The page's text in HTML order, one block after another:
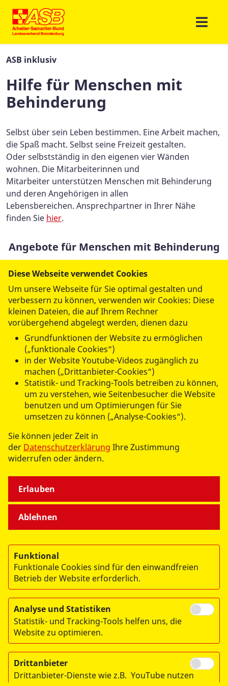
ASB inklusiv
Hilfe für Menschen mit
Behinderung
Selbst über sein Leben bestimmen. Eine Arbeit machen,
die Spaß macht. Selbst seine Freizeit gestalten.
Oder selbstständig in den eigenen vier Wänden
wohnen. Die Mitarbeiterinnen und
Mitarbeiter unterstützen Menschen mit Behinderung
und deren Angehörigen in allen
Lebensbereichen. Ansprechpartner in Ihrer Nähe
finden Sie hier.
Angebote für Menschen mit Behinderung
Der ASB-Fahrdienst
© 2026 ASB-Landesverband Brandenburg e.V.
Impressum
Datenschutzerklärung
Diese Webseite verwendet Cookies
Um unsere Webseite für Sie optimal gestalten und
verbessern zu können, verwenden wir Cookies: Diese
kleinen Dateien, die auf Ihrem Rechner
vorübergehend abgelegt werden, dienen dazu
Grundfunktionen der Website zu ermöglichen
(„funktionale Cookies“)
in der Website Youtube-Videos zugänglich zu
machen („Drittanbieter-Cookies“)
Statistik- und Tracking-Tools betreiben zu können,
um zu verstehen, wie Seitenbesucher die Website
benutzen und um Optimierungen für Sie
umsetzen zu können („Analyse-Cookies“).
Sie können jeder Zeit in
der Datenschutzerklärung Ihre Zustimmung
widerrufen oder ändern.
Ablehnen
Erlauben
Funktional
Funktionale Cookies sind für den einwandfreien
Betrieb der Website erforderlich.
Analyse und Statistiken
Statistik- und Tracking-Tools helfen uns, die
Website zu optimieren.
Drittanbieter
Drittanbieter-Dienste wie z.B. YouTube nutzen